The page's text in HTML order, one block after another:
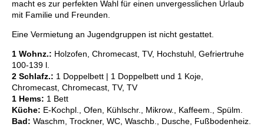
macht es zur perfekten Wahl für einen unvergesslichen Urlaub
mit Familie und Freunden.
Eine Vermietung an Jugendgruppen ist nicht gestattet.
1 Wohnz.: Holzofen, Chromecast, TV, Hochstuhl, Gefriertruhe
100-139 l.
2 Schlafz.: 1 Doppelbett | 1 Doppelbett und 1 Koje,
Chromecast, Chromecast, TV, TV
1 Hems: 1 Bett
Küche: E-Kochpl., Ofen, Kühlschr., Mikrow., Kaffeem., Spülm.
Bad: Waschm, Trockner, WC, Waschb., Dusche, Fußbodenheiz.